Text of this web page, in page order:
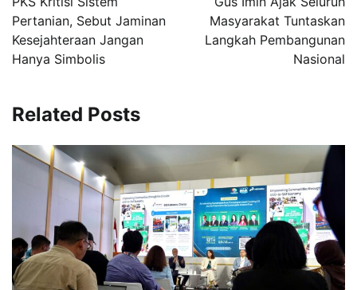
Pertanian, Sebut Jaminan
Kesejahteraan Jangan
Hanya Simbolis
Masyarakat Tuntaskan
Langkah Pembangunan
Nasional
Related Posts